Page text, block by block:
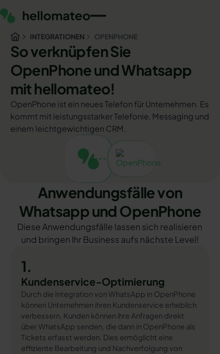
INTEGRATIONEN OPENPHONE
So verknüpfen Sie
OpenPhone und Whatsapp
mit hellomateo!
OpenPhone ist ein neues Telefon für Unternehmen. Es
kommt mit leistungsstarker Telefonie, Messaging und
einem leichtgewichtigen CRM.
Anwendungsfälle von
Whatsapp und OpenPhone
Diese Anwendungsfälle lassen sich realisieren
und bringen Ihr Business aufs nächste Level!
1.
Kundenservice-Optimierung
Durch die Integration von WhatsApp in OpenPhone
können Unternehmen ihren Kundenservice erheblich
verbessern. Kunden können ihre Anfragen direkt
über WhatsApp senden, die dann in OpenPhone als
Tickets erfasst werden. Dies ermöglicht eine
effiziente Bearbeitung und Nachverfolgung von